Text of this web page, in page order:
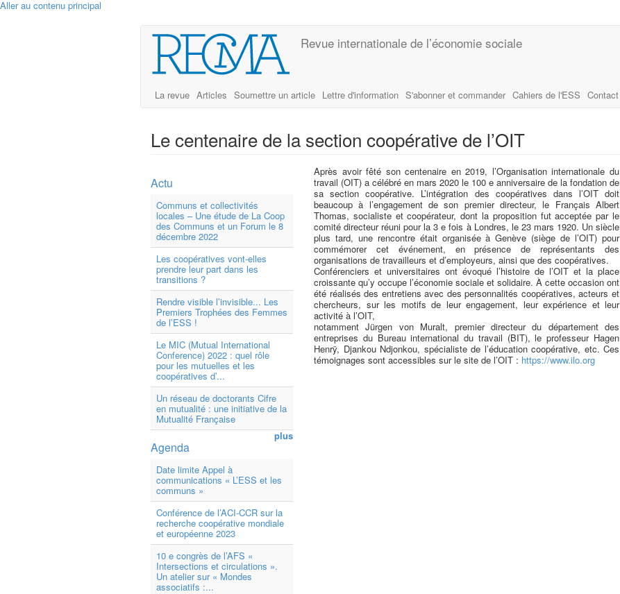
Aller au contenu principal
Revue internationale de l’économie sociale
La revue Articles Soumettre un article Lettre d'information S'abonner et commander Cahiers de l'ESS Contact
Le centenaire de la section coopérative de l’OIT
Actu
Communs et collectivités
locales – Une étude de La Coop
des Communs et un Forum le 8
décembre 2022
Les coopératives vont-elles
prendre leur part dans les
transitions ?
Rendre visible l’invisible... Les
Premiers Trophées des Femmes
de l’ESS !
Le MIC (Mutual International
Conference) 2022 : quel rôle
pour les mutuelles et les
coopératives d’...
Un réseau de doctorants Cifre
en mutualité : une initiative de la
Mutualité Française
plus
Agenda
Date limite Appel à
communications « L’ESS et les
communs »
Conférence de l’ACI-CCR sur la
recherche coopérative mondiale
et européenne 2023
10 e congrès de l’AFS «
Intersections et circulations ».
Un atelier sur « Mondes
associatifs :...
Après avoir fêté son centenaire en 2019, l’Organisation internationale du
travail (OIT) a célébré en mars 2020 le 100 e anniversaire de la fondation de
sa section coopérative. L’intégration des coopératives dans l’OIT doit
beaucoup à l’engagement de son premier directeur, le Français Albert
Thomas, socialiste et coopérateur, dont la proposition fut acceptée par le
comité directeur réuni pour la 3 e fois à Londres, le 23 mars 1920. Un siècle
plus tard, une rencontre était organisée à Genève (siège de l’OIT) pour
commémorer cet événement, en présence de représentants des
organisations de travailleurs et d’employeurs, ainsi que des coopératives.
Conférenciers et universitaires ont évoqué l’histoire de l’OIT et la place
croissante qu’y occupe l’économie sociale et solidaire. À cette occasion ont
été réalisés des entretiens avec des personnalités coopératives, acteurs et
chercheurs, sur les motifs de leur engagement, leur expérience et leur
activité à l’OIT,
notamment Jürgen von Muralt, premier directeur du département des
entreprises du Bureau international du travail (BIT), le professeur Hagen
Henrÿ, Djankou Ndjonkou, spécialiste de l’éducation coopérative, etc. Ces
témoignages sont accessibles sur le site de l’OIT : https://www.ilo.org